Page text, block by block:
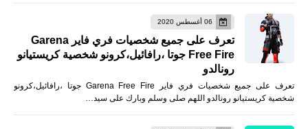
06 أغسطس 2020
تعرف على جميع شخصيات فري فاير Garena
Free Fire جوتا ،رافائيل،كرونو شخصية كريستيانو
رونالدو
تعرف على جميع شخصيات فري فاير Garena Free Fire جوتا ،رافائيل،كرونو
شخصية كريستيانو رونالدو اللهم صلى وسلم وبارك على سيد…